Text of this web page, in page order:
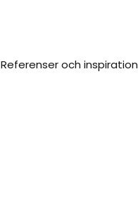
Referenser och inspiration